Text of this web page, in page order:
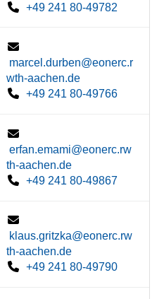
+49 241 80-49782
marcel.durben@eonerc.r
wth-aachen.de
+49 241 80-49766
erfan.emami@eonerc.rw
th-aachen.de
+49 241 80-49867
klaus.gritzka@eonerc.rw
th-aachen.de
+49 241 80-49790